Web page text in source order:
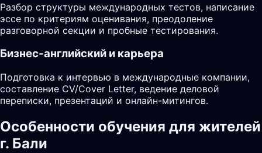
Разбор структуры международных тестов, написание
эссе по критериям оценивания, преодоление
разговорной секции и пробные тестирования.
Бизнес-английский и карьера
Подготовка к интервью в международные компании,
составление CV/Cover Letter, ведение деловой
переписки, презентаций и онлайн-митингов.
Особенности обучения для жителей
г. Бали